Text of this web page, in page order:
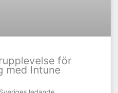
för
med Intune